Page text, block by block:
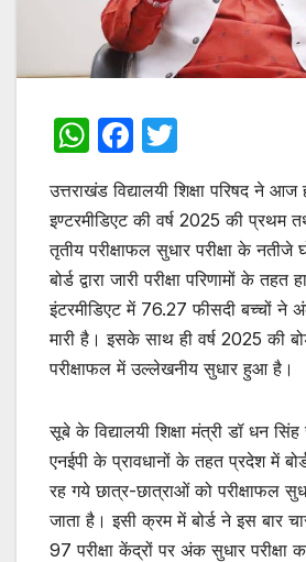
W
at
s
A
p
p
F
c
e
b
o
o
k
itt
er
उत्तराखंड विद्यालयी शिक्षा परिषद ने
इण्टरमीडिएट की वर्ष 2025 की प्रथम
तृतीय परीक्षाफल सुधार परीक्षा के नतीजे
बोर्ड द्वारा जारी परीक्षा परिणामों के
इंटरमीडिएट में 76.27 फीसदी बच्चों ने
मारी है। इसके साथ ही वर्ष 2025 की
परीक्षाफल में उल्लेखनीय सुधार हुआ है।
सूबे के विद्यालयी शिक्षा मंत्री डॉ धन
एनईपी के प्रावधानों के तहत प्रदेश में
रह गये छात्र-छात्राओं को परीक्षाफल
जाता है। इसी क्रम में बोर्ड ने इस बार
97 परीक्षा केंद्रों पर अंक सुधार